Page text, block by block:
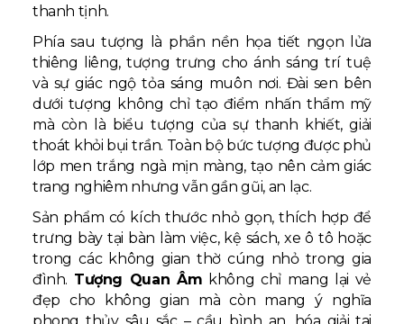
thanh tịnh.
Phía sau tượng là phần nền họa tiết ngọn lửa
thiêng liêng, tượng trưng cho ánh sáng trí tuệ
và sự giác ngộ tỏa sáng muôn nơi. Đài sen bên
dưới tượng không chỉ tạo điểm nhấn thẩm mỹ
mà còn là biểu tượng của sự thanh khiết, giải
thoát khỏi bụi trần. Toàn bộ bức tượng được phủ
lớp men trắng ngà mịn màng, tạo nên cảm giác
trang nghiêm nhưng vẫn gần gũi, an lạc.
Sản phẩm có kích thước nhỏ gọn, thích hợp để
trưng bày tại bàn làm việc, kệ sách, xe ô tô hoặc
trong các không gian thờ cúng nhỏ trong gia
đình. Tượng Quan Âm không chỉ mang lại vẻ
đẹp cho không gian mà còn mang ý nghĩa
phong thủy sâu sắc – cầu bình an, hóa giải tai